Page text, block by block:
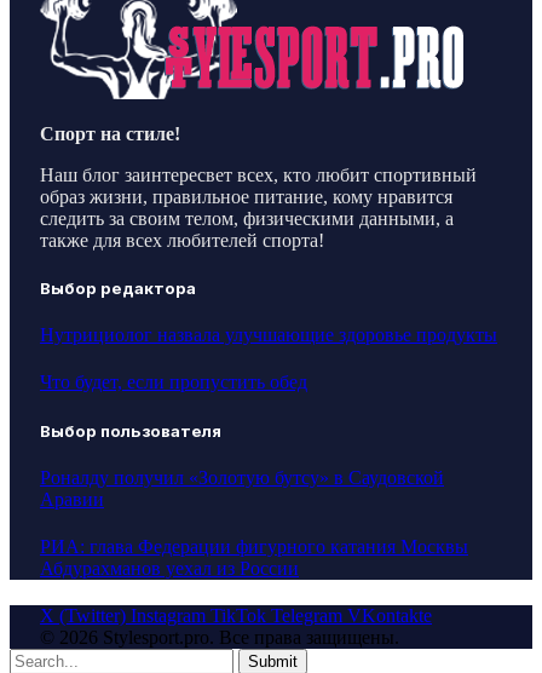
Спорт на стиле!
Наш блог заинтересвет всех, кто любит спортивный
образ жизни, правильное питание, кому нравится
следить за своим телом, физическими данными, а
также для всех любителей спорта!
Выбор редактора
Нутрициолог назвала улучшающие здоровье продукты
Что будет, если пропустить обед
Выбор пользователя
Роналду получил «Золотую бутсу» в Саудовской
Аравии
РИА: глава Федерации фигурного катания Москвы
Абдурахманов уехал из России
X (Twitter) Instagram TikTok Telegram VKontakte
© 2026 Stylesport.pro. Все права защищены.
Submit